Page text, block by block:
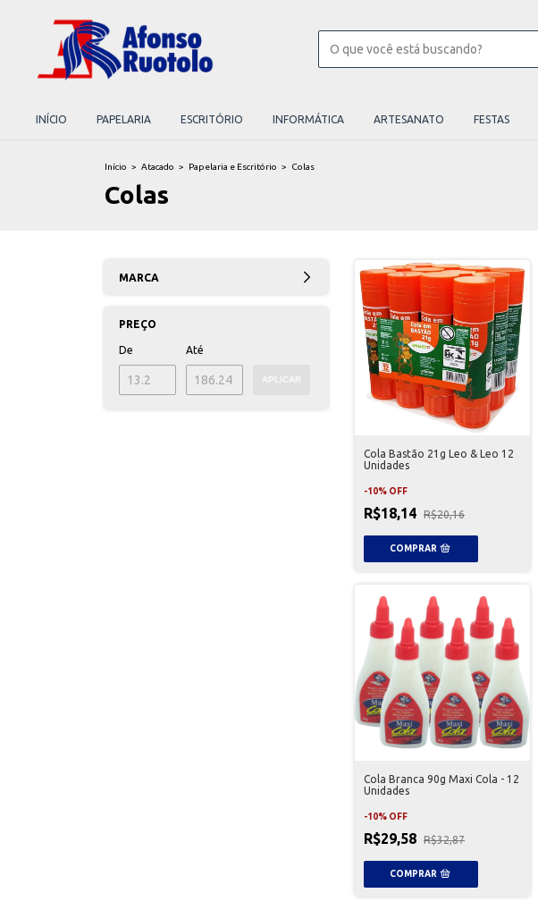
INÍCIO PAPELARIA ESCRITÓRIO INFORMÁTICA ARTESANATO FESTAS
Início > Atacado > Papelaria e Escritório > Colas
Colas
MARCA
PREÇO
De Até
APLICAR
Cola Bastão 21g Leo & Leo 12
Unidades
-10% OFF
R$18,14 R$20,16
Cola Branca 90g Maxi Cola - 12
Unidades
-10% OFF
R$29,58 R$32,87